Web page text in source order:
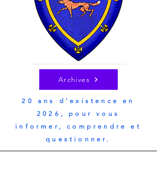
20 ans d'existence en
2026, pour vous
informer, comprendre et
questionner.
Archives